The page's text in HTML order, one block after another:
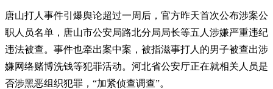
唐山打人事件引爆舆论超过一周后，官方昨天首次公布涉案公
职人员名单，唐山市公安局路北分局局长等五人涉嫌严重违纪
违法被查。事件也牵出案中案，被指滋事打人的男子被查出涉
嫌网络赌博洗钱等犯罪活动。河北省公安厅正在就相关人员是
否涉黑恶组织犯罪，“加紧侦查调查”。